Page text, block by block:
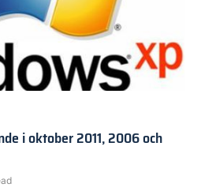
i oktober 2011, 2006 och